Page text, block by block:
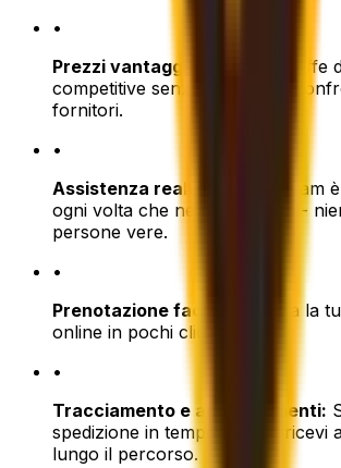
•
Prezzi vantaggiosi:
Ottieni tariffe
competitive senza la fatica di
fornitori.
•
Assistenza reale:
Il nostro team
ogni volta che ne hai bisogno -
persone vere.
•
Prenotazione facile:
Prenota la
online in pochi clic.
•
Tracciamento e aggiornamenti:
spedizione in tempo reale e ricevi
lungo il percorso.